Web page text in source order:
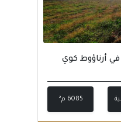
أرناؤوط كوي
6085 م²